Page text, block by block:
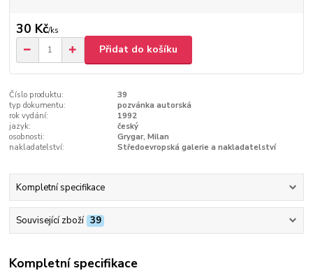
30 Kč/ks
Přidat do košíku
Číslo produktu:
39
typ dokumentu:
pozvánka autorská
rok vydání:
1992
jazyk:
český
osobnosti:
Grygar, Milan
nakladatelství:
Středoevropská galerie a nakladatelství
Kompletní specifikace
Související zboží 39
Kompletní specifikace